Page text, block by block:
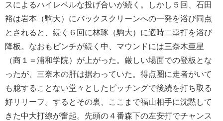
スによるハイレベルな投げ合いが続く。しかし５回、石田
裕は岩本（駒大）にバックスクリーンへの一発を浴び同点
とされると、続く６回に林琢（駒大）に適時二塁打を浴び
降板。なおもピンチが続く中、マウンドには三奈木亜星
（商１＝浦和学院）が上がった。厳しい場面での登板とな
ったが、三奈木の肝は据わっていた。得点圏に走者がいて
も臆することない堂々としたピッチングで後続を打ち取る
好リリーフ。するとその裏、ここまで福山相手に沈黙して
きた中大打線が奮起。先頭の４番森下の左安打でチャンス